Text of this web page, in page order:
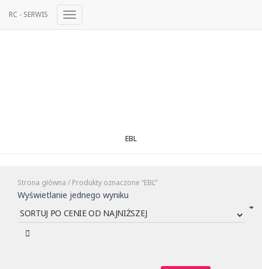
RC - SERWIS
Przełącz
EBL
Strona główna / Produkty oznaczone “EBL”
Wyświetlanie jednego wyniku